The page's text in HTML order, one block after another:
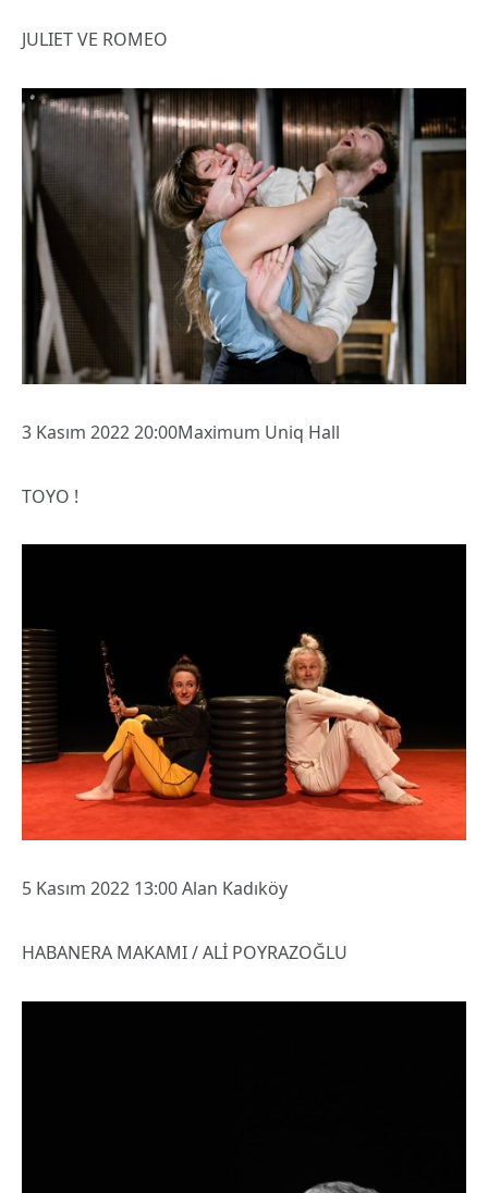
JULIET VE ROMEO
3 Kasım 2022 20:00Maximum Uniq Hall
TOYO !
5 Kasım 2022 13:00 Alan Kadıköy
HABANERA MAKAMI / ALİ POYRAZOĞLU